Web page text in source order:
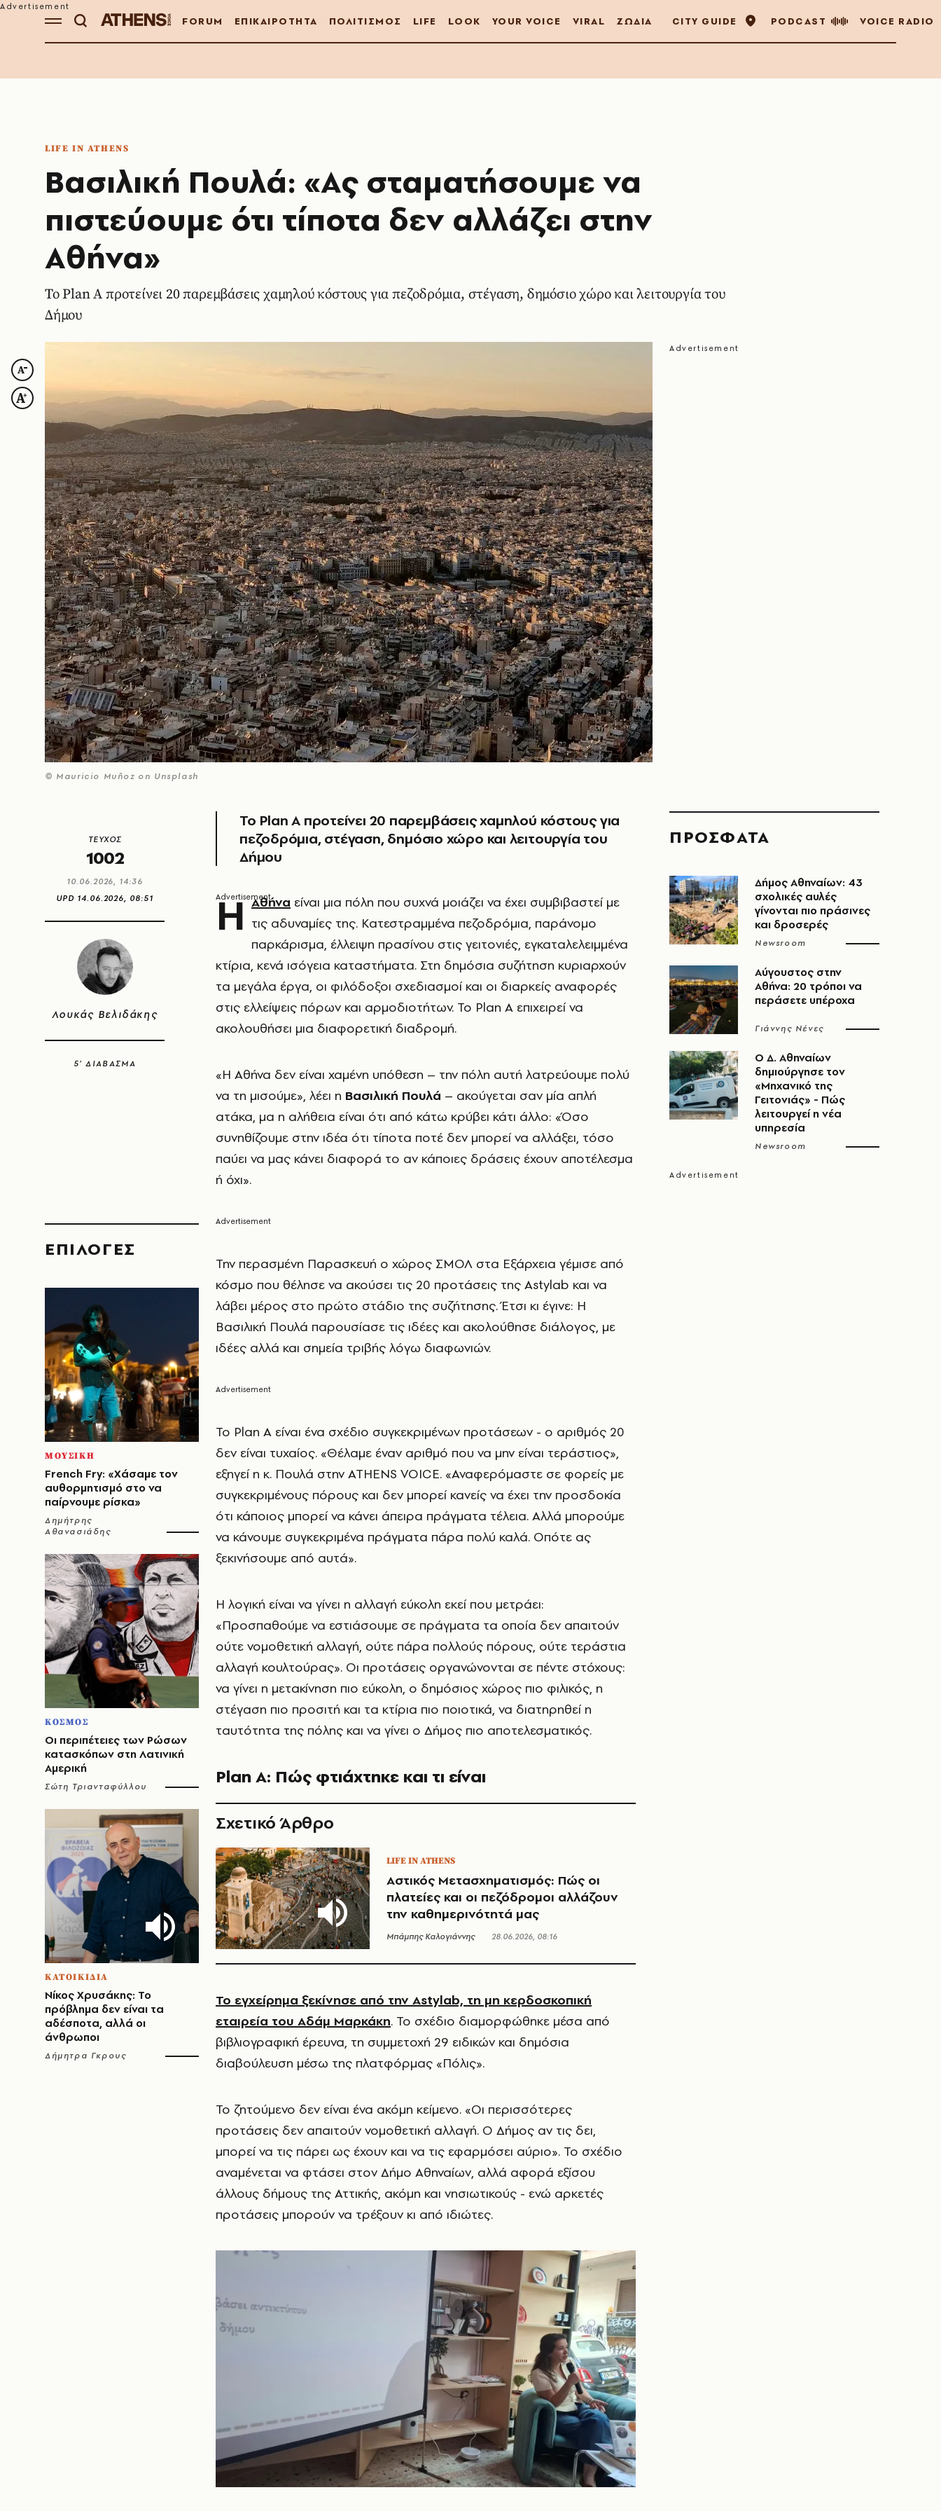
FORUM ΕΠΙΚΑΙΡΟΤΗΤΑ ΠΟΛΙΤΙΣΜΟΣ LIFE LOOK YOUR VOICE VIRAL ΖΩΔΙΑ CITY GUIDE PODCAST VOICE RADIO
LIFE IN ATHENS
Βασιλική Πουλά: «Ας σταματήσουμε να
πιστεύουμε ότι τίποτα δεν αλλάζει στην
Αθήνα»
Το Plan A προτείνει 20 παρεμβάσεις χαμηλού κόστους για πεζοδρόμια, στέγαση, δημόσιο χώρο και λειτουργία του
Δήμου
© Mauricio Muñoz on Unsplash
ΤΕΥΧΟΣ
1002
10.06.2026, 14:36
UPD 14.06.2026, 08:51
Λουκάς Βελιδάκης
5’ ΔΙΑΒΑΣΜΑ
EΠΙΛΟΓΈΣ
ΜΟΥΣΙΚΗ
French Fry: «Χάσαμε τον
αυθορμητισμό στο να
παίρνουμε ρίσκα»
Δημήτρης
Αθανασιάδης
ΚΟΣΜΟΣ
Οι περιπέτειες των Ρώσων
κατασκόπων στη Λατινική
Αμερική
Σώτη Τριανταφύλλου
ΚΑΤΟΙΚΙΔΙΑ
Νίκος Χρυσάκης: Το
πρόβλημα δεν είναι τα
αδέσποτα, αλλά οι
άνθρωποι
Δήμητρα Γκρους
Το Plan A προτείνει 20 παρεμβάσεις χαμηλού κόστους για
πεζοδρόμια, στέγαση, δημόσιο χώρο και λειτουργία του
Δήμου
Η Αθήνα είναι μια πόλη που συχνά μοιάζει να έχει συμβιβαστεί με
τις αδυναμίες της. Κατεστραμμένα πεζοδρόμια, παράνομο
παρκάρισμα, έλλειψη πρασίνου στις γειτονιές, εγκαταλελειμμένα
κτίρια, κενά ισόγεια καταστήματα. Στη δημόσια συζήτηση κυριαρχούν
τα μεγάλα έργα, οι φιλόδοξοι σχεδιασμοί και οι διαρκείς αναφορές
στις ελλείψεις πόρων και αρμοδιοτήτων. Το Plan A επιχειρεί να
ακολουθήσει μια διαφορετική διαδρομή.
«Η Αθήνα δεν είναι χαμένη υπόθεση – την πόλη αυτή λατρεύουμε πολύ
να τη μισούμε», λέει η Βασιλική Πουλά – ακούγεται σαν μία απλή
ατάκα, μα η αλήθεια είναι ότι από κάτω κρύβει κάτι άλλο: «Όσο
συνηθίζουμε στην ιδέα ότι τίποτα ποτέ δεν μπορεί να αλλάξει, τόσο
παύει να μας κάνει διαφορά το αν κάποιες δράσεις έχουν αποτέλεσμα
ή όχι».
Την περασμένη Παρασκευή ο χώρος ΣΜΟΛ στα Εξάρχεια γέμισε από
κόσμο που θέλησε να ακούσει τις 20 προτάσεις της Astylab και να
λάβει μέρος στο πρώτο στάδιο της συζήτησης. Έτσι κι έγινε: Η
Βασιλική Πουλά παρουσίασε τις ιδέες και ακολούθησε διάλογος, με
ιδέες αλλά και σημεία τριβής λόγω διαφωνιών.
Το Plan A είναι ένα σχέδιο συγκεκριμένων προτάσεων - ο αριθμός 20
δεν είναι τυχαίος. «Θέλαμε έναν αριθμό που να μην είναι τεράστιος»,
εξηγεί η κ. Πουλά στην ATHENS VOICE. «Αναφερόμαστε σε φορείς με
συγκεκριμένους πόρους και δεν μπορεί κανείς να έχει την προσδοκία
ότι κάποιος μπορεί να κάνει άπειρα πράγματα τέλεια. Αλλά μπορούμε
να κάνουμε συγκεκριμένα πράγματα πάρα πολύ καλά. Οπότε ας
ξεκινήσουμε από αυτά».
Η λογική είναι να γίνει η αλλαγή εύκολη εκεί που μετράει:
«Προσπαθούμε να εστιάσουμε σε πράγματα τα οποία δεν απαιτούν
ούτε νομοθετική αλλαγή, ούτε πάρα πολλούς πόρους, ούτε τεράστια
αλλαγή κουλτούρας». Οι προτάσεις οργανώνονται σε πέντε στόχους:
να γίνει η μετακίνηση πιο εύκολη, ο δημόσιος χώρος πιο φιλικός, η
στέγαση πιο προσιτή και τα κτίρια πιο ποιοτικά, να διατηρηθεί η
ταυτότητα της πόλης και να γίνει ο Δήμος πιο αποτελεσματικός.
Plan A: Πώς φτιάχτηκε και τι είναι
Σχετικό Άρθρο
LIFE IN ATHENS
Αστικός Μετασχηματισμός: Πώς οι
πλατείες και οι πεζόδρομοι αλλάζουν
την καθημερινότητά μας
Μπάμπης Καλογιάννης 28.06.2026, 08:16
Το εγχείρημα ξεκίνησε από την Astylab, τη μη κερδοσκοπική
εταιρεία του Αδάμ Μαρκάκη. Το σχέδιο διαμορφώθηκε μέσα από
βιβλιογραφική έρευνα, τη συμμετοχή 29 ειδικών και δημόσια
διαβούλευση μέσω της πλατφόρμας «Πόλις».
Το ζητούμενο δεν είναι ένα ακόμη κείμενο. «Οι περισσότερες
προτάσεις δεν απαιτούν νομοθετική αλλαγή. Ο Δήμος αν τις δει,
μπορεί να τις πάρει ως έχουν και να τις εφαρμόσει αύριο». Το σχέδιο
αναμένεται να φτάσει στον Δήμο Αθηναίων, αλλά αφορά εξίσου
άλλους δήμους της Αττικής, ακόμη και νησιωτικούς - ενώ αρκετές
προτάσεις μπορούν να τρέξουν κι από ιδιώτες.
ΠΡΟΣΦΑΤΑ
Δήμος Αθηναίων: 43
σχολικές αυλές
γίνονται πιο πράσινες
και δροσερές
Newsroom
Αύγουστος στην
Αθήνα: 20 τρόποι να
περάσετε υπέροχα
Γιάννης Νένες
Ο Δ. Αθηναίων
δημιούργησε τον
«Μηχανικό της
Γειτονιάς» - Πώς
λειτουργεί η νέα
υπηρεσία
Newsroom